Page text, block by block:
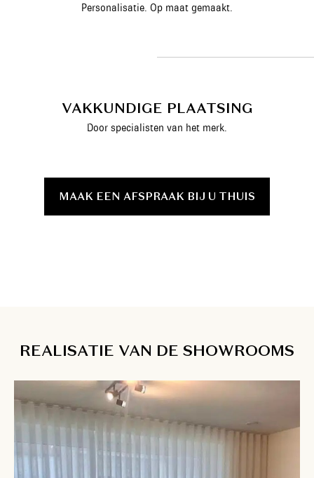
Personalisatie. Op maat gemaakt.
VAKKUNDIGE PLAATSING
Door specialisten van het merk.
MAAK EEN AFSPRAAK BIJ U THUIS
REALISATIE VAN DE SHOWROOMS